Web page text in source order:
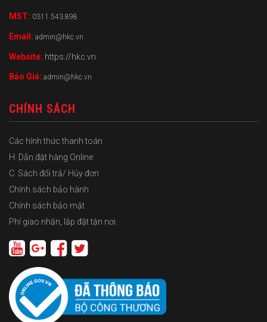
MST: 0311.543.898
Email: admin@hkc.vn
Website: https://hkc.vn
Báo Giá: admin@hkc.vn
CHÍNH SÁCH
Các hình thức thanh toán
H. Dẫn đặt hàng Online
C. Sách đổi trả/ Hủy đơn
Chính sách bảo hành
Chính sách bảo mật
Phí giao nhận, lắp đặt tận nơi.